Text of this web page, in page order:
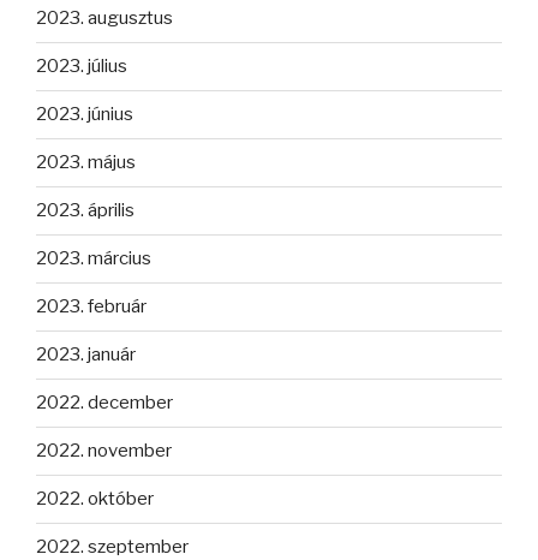
2023. augusztus
2023. július
2023. június
2023. május
2023. április
2023. március
2023. február
2023. január
2022. december
2022. november
2022. október
2022. szeptember